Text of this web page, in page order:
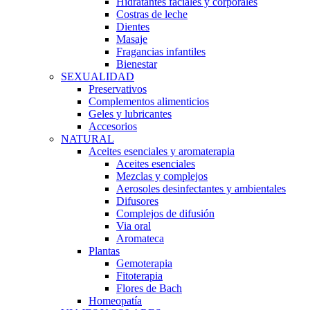
Costras de leche
Dientes
Masaje
Fragancias infantiles
Bienestar
SEXUALIDAD
Preservativos
Complementos alimenticios
Geles y lubricantes
Accesorios
NATURAL
Aceites esenciales y aromaterapia
Aceites esenciales
Mezclas y complejos
Aerosoles desinfectantes y ambientales
Difusores
Complejos de difusión
Via oral
Aromateca
Plantas
Gemoterapia
Fitoterapia
Flores de Bach
Homeopatía